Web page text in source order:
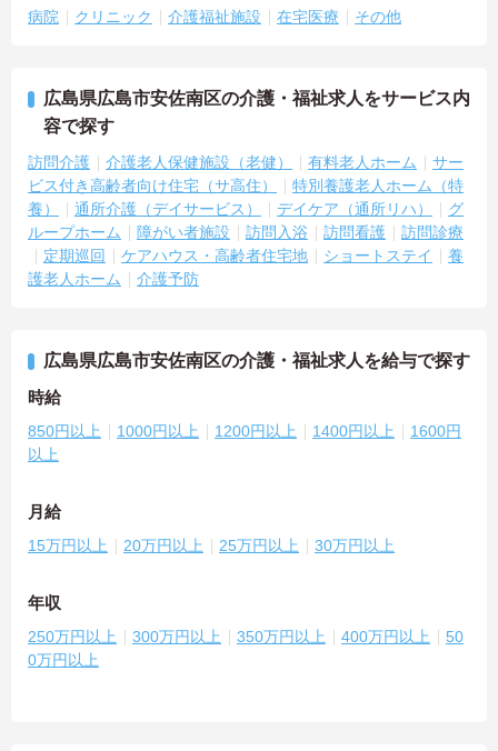
病院 クリニック 介護福祉施設 在宅医療 その他
広島県広島市安佐南区の介護・福祉求人をサービス内
容で探す
訪問介護 介護老人保健施設（老健） 有料老人ホーム
サー
ビス付き高齢者向け住宅（サ高住）
特別養護老人ホーム（特
養）
通所介護（デイサービス） デイケア（通所リハ）
グ
ループホーム
障がい者施設 訪問入浴 訪問看護
訪問診療
定期巡回
ケアハウス・高齢者住宅地 ショートステイ
養
護老人ホーム
介護予防
広島県広島市安佐南区の介護・福祉求人を給与で探す
時給
850円以上 1000円以上 1200円以上 1400円以上
1600円
以上
月給
15万円以上 20万円以上 25万円以上 30万円以上
年収
250万円以上 300万円以上 350万円以上 400万円以上
50
0万円以上